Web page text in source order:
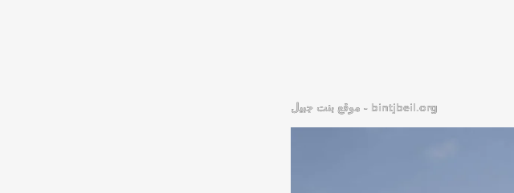
bintjbeil.org - موقع بنت جبيل